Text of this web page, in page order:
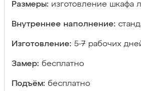
Размеры: изготовление шкафа
Внутреннее наполнение:
Изготовление: 5-7 рабочих
Замер: бесплатно
Подъём: бесплатно